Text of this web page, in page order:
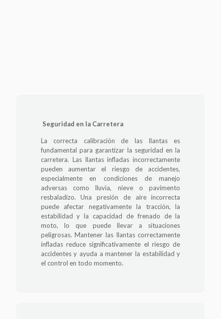
Seguridad en la Carretera
La correcta calibración de las llantas es
fundamental para garantizar la seguridad en la
carretera. Las llantas infladas incorrectamente
pueden aumentar el riesgo de accidentes,
especialmente en condiciones de manejo
adversas como lluvia, nieve o pavimento
resbaladizo. Una presión de aire incorrecta
puede afectar negativamente la tracción, la
estabilidad y la capacidad de frenado de la
moto, lo que puede llevar a situaciones
peligrosas. Mantener las llantas correctamente
infladas reduce significativamente el riesgo de
accidentes y ayuda a mantener la estabilidad y
el control en todo momento.